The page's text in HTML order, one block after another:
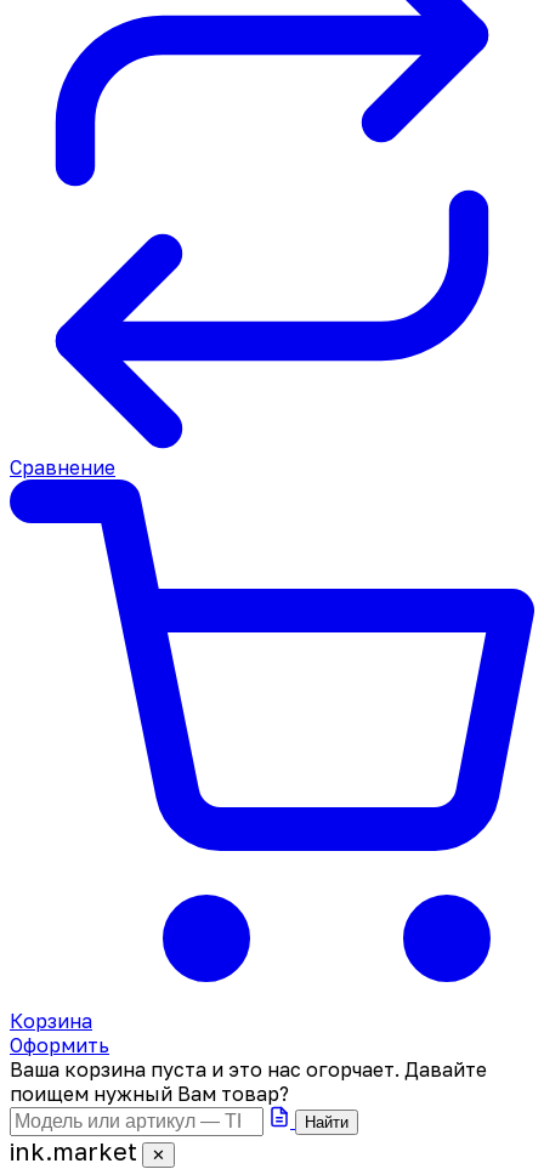
Сравнение
Корзина
Оформить
Ваша корзина пуста и это нас огорчает. Давайте
поищем нужный Вам товар?
Найти
ink.market ✕